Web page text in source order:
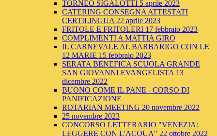
TORNEO SIGALOTTI 5 aprile 2023
CATERING CONSEGNA ATTESTATI
CERTILINGUA 22 aprile 2023
FRITOLE E FRITOLERI 17 febbraio 2023
COMPLIMENTI A MATTIA GIRO
IL CARNEVALE AL BARBARIGO CON LE
12 MARIE 15 febbraio 2023
SERATA BENEFICA SCUOLA GRANDE
SAN GIOVANNI EVANGELISTA 13
dicembre 2022
BUONO COME IL PANE - CORSO DI
PANIFICAZIONE
ROTARIAN MEETING 20 novembre 2022
25 novembre 2023
CONCORSO LETTERARIO "VENEZIA:
LEGGERE CON L'ACQUA" 22 ottobre 2022